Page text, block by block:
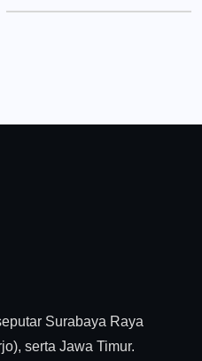
Surabaya Raya
serta Jawa Timur.